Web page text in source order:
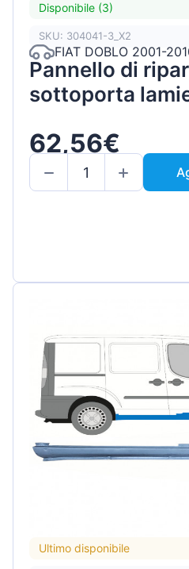
Disponibile (3)
SKU: 304041-3_X2
FIAT DOBLO 2001-
Pannello di
sottoporta
62,56€
Ultimo disponibile